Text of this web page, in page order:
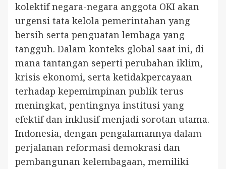
kolektif negara-negara anggota OKI akan
urgensi tata kelola pemerintahan yang
bersih serta penguatan lembaga yang
tangguh. Dalam konteks global saat ini, di
mana tantangan seperti perubahan iklim,
krisis ekonomi, serta ketidakpercayaan
terhadap kepemimpinan publik terus
meningkat, pentingnya institusi yang
efektif dan inklusif menjadi sorotan utama.
Indonesia, dengan pengalamannya dalam
perjalanan reformasi demokrasi dan
pembangunan kelembagaan, memiliki